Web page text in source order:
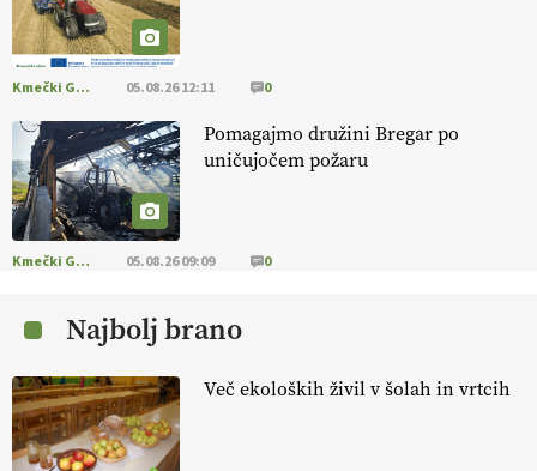
EKOloško = logično: ekološka kmetija
FREŠER
KMETIJSKA LIGA PRVAKOV: POMLADITEV
KMETIJSKE EKIPE
KMETIJSKA LIGA PRVAKOV: UKRAJINA vs.
EVROPA
EKOloško = logično: ekološka kmetija
EKOloško = logično: VLOG Okus je
pomembnejši od izgleda
Kmečki Glas 05.08.26 12:11 0
Pomagajmo družini Bregar po
uničujočem požaru
Kmečki Glas 05.08.26 09:09 0
Najbolj brano
Več ekoloških živil v šolah in vrtcih